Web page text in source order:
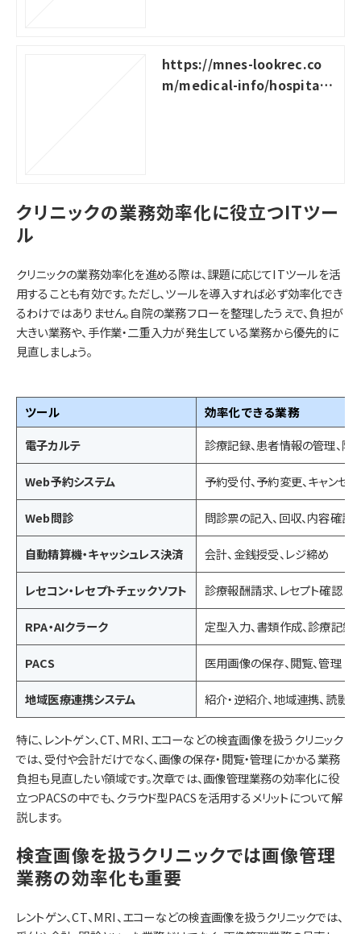
https://mnes-lookrec.co
m/medical-info/hospital-
クリニックの業務効率化に役立つITツー
ル
クリニックの業務効率化を進める際は、課題に応じてITツールを活
用することも有効です。ただし、ツールを導入すれば必ず効率化でき
るわけではありません。自院の業務フローを整理したうえで、負担が
大きい業務や、手作業・二重入力が発生している業務から優先的に
見直しましょう。
ツール
効率化できる業務
電子カルテ
診療記録、患者情報の管理、院
Web予約システム 予約受付、予約変更、キャンセ
Web問診 問診票の記入、回収、内容確認
自動精算機・キャッシュレス決済 会計、金銭授受、レジ締め
レセコン・レセプトチェックソフト 診療報酬請求、レセプト確認
RPA・AIクラーク 定型入力、書類作成、診療記録
PACS 医用画像の保存、閲覧、管理
地域医療連携システム 紹介・逆紹介、地域連携、読影
特に、レントゲン、CT、MRI、エコーなどの検査画像を扱うクリニック
では、受付や会計だけでなく、画像の保存・閲覧・管理にかかる業務
負担も見直したい領域です。次章では、画像管理業務の効率化に役
立つPACSの中でも、クラウド型PACSを活用するメリットについて解
説します。
検査画像を扱うクリニックでは画像管理
業務の効率化も重要
レントゲン、CT、MRI、エコーなどの検査画像を扱うクリニックでは、